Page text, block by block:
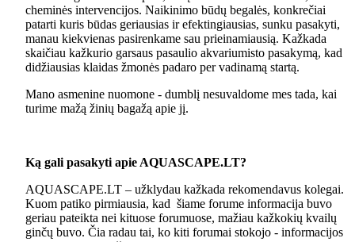
cheminės intervencijos. Naikinimo būdų begalės, konkrečiai
patarti kuris būdas geriausias ir efektingiausias, sunku pasakyti,
manau kiekvienas pasirenkame sau prieinamiausią. Kažkada
skaičiau kažkurio garsaus pasaulio akvariumisto pasakymą, kad
didžiausias klaidas žmonės padaro per vadinamą startą.
Mano asmenine nuomone - dumblį nesuvaldome mes tada, kai
turime mažą žinių bagažą apie jį.
Ką gali pasakyti apie AQUASCAPE.LT?
AQUASCAPE.LT – užklydau kažkada rekomendavus kolegai.
Kuom patiko pirmiausia, kad šiame forume informacija buvo
geriau pateikta nei kituose forumuose, mažiau kažkokių kvailų
ginčų buvo. Čia radau tai, ko kiti forumai stokojo - informacijos